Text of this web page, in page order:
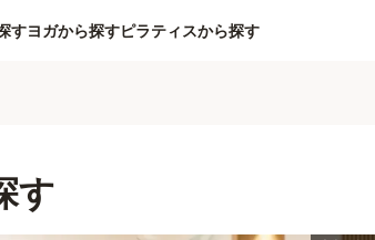
すヨガから探すピラティスから探す
す